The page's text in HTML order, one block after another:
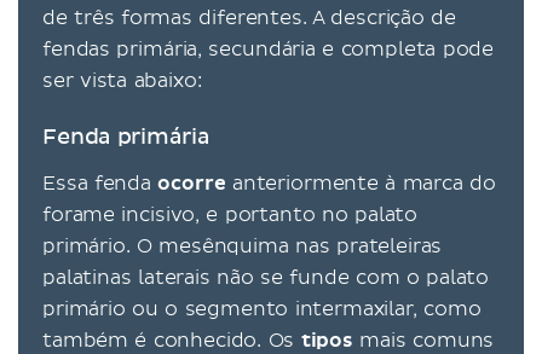
de três formas diferentes. A descrição de
fendas primária, secundária e completa pode
ser vista abaixo:
Fenda primária
Essa fendaocorre anteriormente à marca do
forame incisivo, e portanto no palato
primário. O mesênquima nas prateleiras
palatinas laterais não se funde com o palato
primário ou o segmento intermaxilar, como
também é conhecido. Os tipos mais comuns